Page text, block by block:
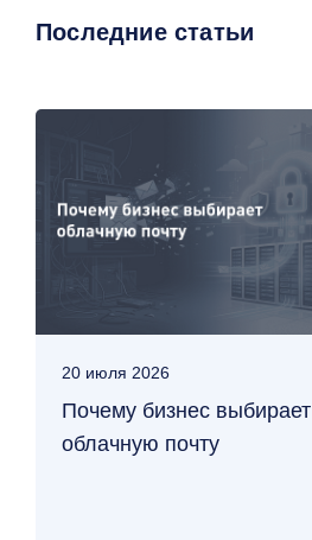
Последние статьи
20 июля 2026
Почему бизнес выбирает
облачную почту